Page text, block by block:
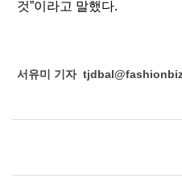
것”이라고 말했다.
서유미 기자